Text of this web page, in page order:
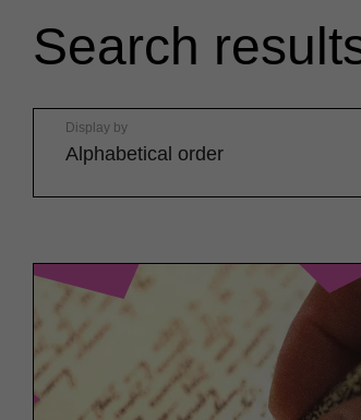
Search
Alphabetical order
Display by